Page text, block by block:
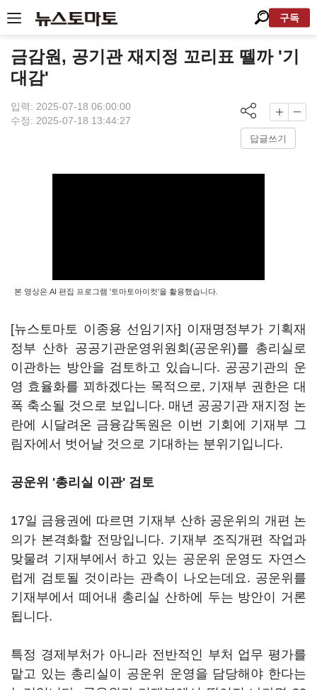
구독
금감원, 공기관 재지정 꼬리표 뗄까 '기
대감'
입력: 2025-07-18 06:00:00
수정: 2025-07-18 13:44:27
답글쓰기
본 영상은 AI 편집 프로그램 '토마토아이컷'을 활용했습니다.
[뉴스토마토 이종용 선임기자] 이재명정부가 기획재
정부 산하 공공기관운영위원회(공운위)를 총리실로
이관하는 방안을 검토하고 있습니다. 공공기관의 운
영 효율화를 꾀하겠다는 목적으로, 기재부 권한은 대
폭 축소될 것으로 보입니다. 매년 공공기관 재지정 논
란에 시달려온 금융감독원은 이번 기회에 기재부 그
림자에서 벗어날 것으로 기대하는 분위기입니다.
공운위 '총리실 이관' 검토
17일 금융권에 따르면 기재부 산하 공운위의 개편 논
의가 본격화할 전망입니다. 기재부 조직개편 작업과
맞물려 기재부에서 하고 있는 공운위 운영도 자연스
럽게 검토될 것이라는 관측이 나오는데요. 공운위를
기재부에서 떼어내 총리실 산하에 두는 방안이 거론
됩니다.
특정 경제부처가 아니라 전반적인 부처 업무 평가를
맡고 있는 총리실이 공운위 운영을 담당해야 한다는